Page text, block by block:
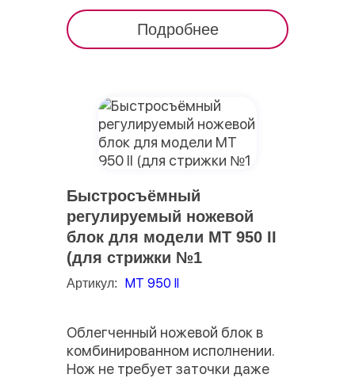
Подробнее
Быстросъёмный
регулируемый ножевой
блок для модели MT 950 II
(для стрижки №1
Артикул: МТ 950 II
Облегченный ножевой блок в
комбинированном исполнении.
Нож не требует заточки даже